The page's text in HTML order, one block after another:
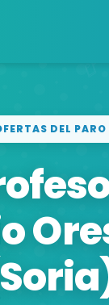
DEL PARO